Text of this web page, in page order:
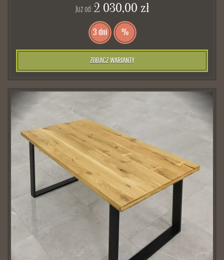
Już od: 2 030,00 zł
3 dni %
ZOBACZ WARIANTY